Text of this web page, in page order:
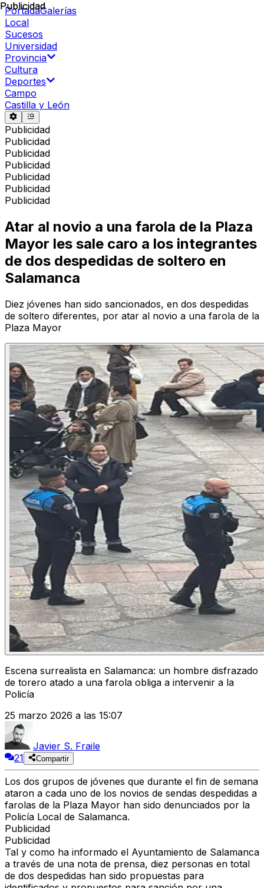
PortadaGalerías
Local
Sucesos
Universidad
Provincia
Cultura
Deportes
Campo
Castilla y León
Publicidad
Publicidad
Publicidad
Publicidad
Publicidad
Publicidad
Publicidad
Publicidad
Atar al novio a una farola de la Plaza
Mayor les sale caro a los integrantes
de dos despedidas de soltero en
Salamanca
Diez jóvenes han sido sancionados, en dos despedidas
de soltero diferentes, por atar al novio a una farola de la
Plaza Mayor
Escena surrealista en Salamanca: un hombre disfrazado
de torero atado a una farola obliga a intervenir a la
Policía
25 marzo 2026 a las 15:07
Javier S. Fraile
21
Compartir
Los dos grupos de jóvenes que durante el fin de semana
ataron a cada uno de los novios de sendas despedidas a
farolas de la Plaza Mayor han sido denunciados por la
Policía Local de Salamanca.
Publicidad
Publicidad
Tal y como ha informado el Ayuntamiento de Salamanca
a través de una nota de prensa, diez personas en total
de dos despedidas han sido propuestas para
Publicidad